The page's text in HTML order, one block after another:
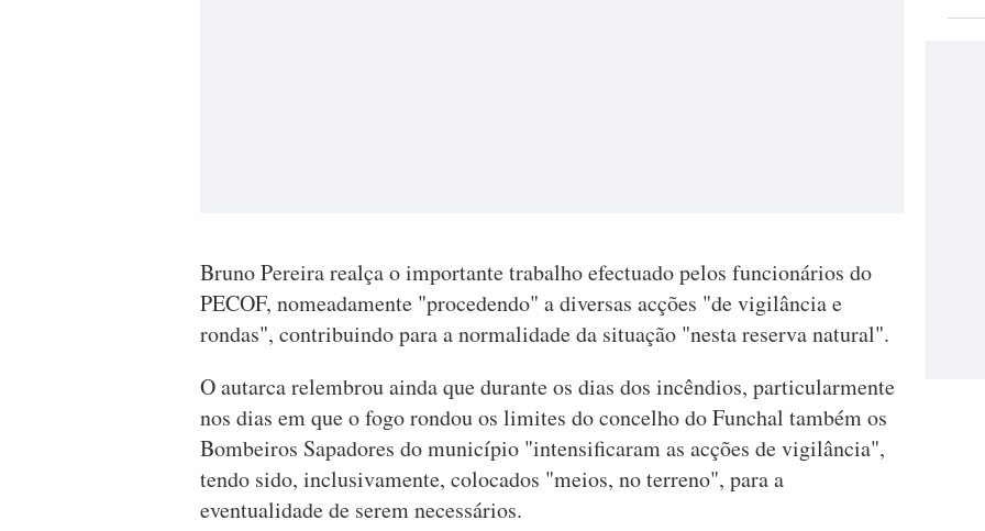
Bruno Pereira realça o importante trabalho efectuado pelos funcionários do
PECOF, nomeadamente "procedendo" a diversas acções "de vigilância e
rondas", contribuindo para a normalidade da situação "nesta reserva natural".
O autarca relembrou ainda que durante os dias dos incêndios, particularmente
nos dias em que o fogo rondou os limites do concelho do Funchal também os
Bombeiros Sapadores do município "intensificaram as acções de vigilância",
tendo sido, inclusivamente, colocados "meios, no terreno", para a
eventualidade de serem necessários.